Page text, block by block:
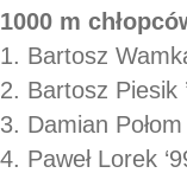
1000 m
1. Bartosz
2. Bartosz Piesik
3. Damian
4. Paweł Lorek